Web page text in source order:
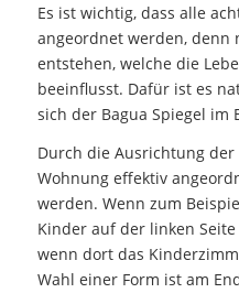
Es ist wichtig, dass alle
angeordnet werden, denn
entstehen, welche die
beeinflusst. Dafür ist es
sich der Bagua Spiegel im
Durch die Ausrichtung
Wohnung effektiv
werden. Wenn zum
Kinder auf der linken
wenn dort das
Wahl einer Form ist am